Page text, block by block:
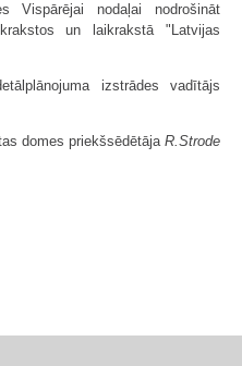
Vispārējai nodaļai nodrošināt
un laikrakstā "Latvijas
izstrādes vadītājs
domes priekšsēdētāja R.Strode